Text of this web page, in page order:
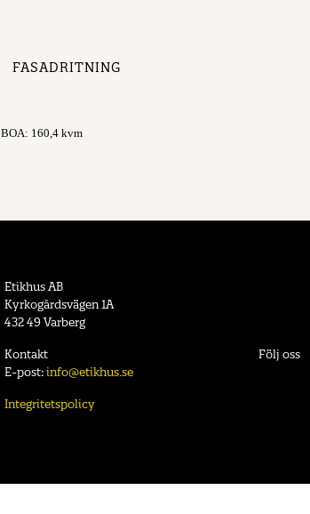
FASADRITNING
BOA: 160,4 kvm
Etikhus AB
Kyrkogårdsvägen 1A
432 49 Varberg
Kontakt
E-post:info@etikhus.se
Integritetspolicy
Följ oss